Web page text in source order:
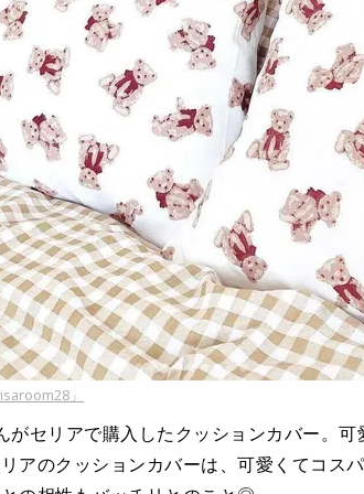
」
セリアで購入したクッションカバー。
アのクッションカバーは、可愛くてコス